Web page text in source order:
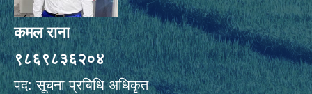
कमल राना
९८६९८३६२०४
पद: सूचना प्रबिधि अधिकृत